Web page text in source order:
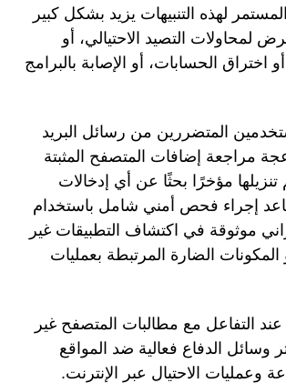
لهذه التنبيهات يزيد بشكل كبير
لمحاولات التصيد الاحتيالي، أو
أو اختراق الحسابات، أو الإصابة بالبرامج
المتضررين من رسائل البريد
مراجعة إضافات المتصفح المثبتة
تنزيلها مؤخرًا بحثًا عن أي إدخالات
إجراء فحص أمني شامل باستخدام
موثوقة في اكتشاف التطبيقات غير
المكونات الضارة المرتبطة بعمليات
التفاعل مع مطالبات المتصفح غير
وسائل الدفاع فعالية ضد المواقع
وعمليات الاحتيال عبر الإنترنت.